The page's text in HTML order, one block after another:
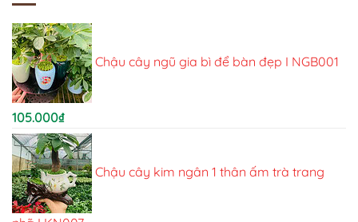
Chậu cây ngũ gia bì để bàn đẹp I NGB001
105.000₫
Chậu cây kim ngân 1 thân ấm trà trang